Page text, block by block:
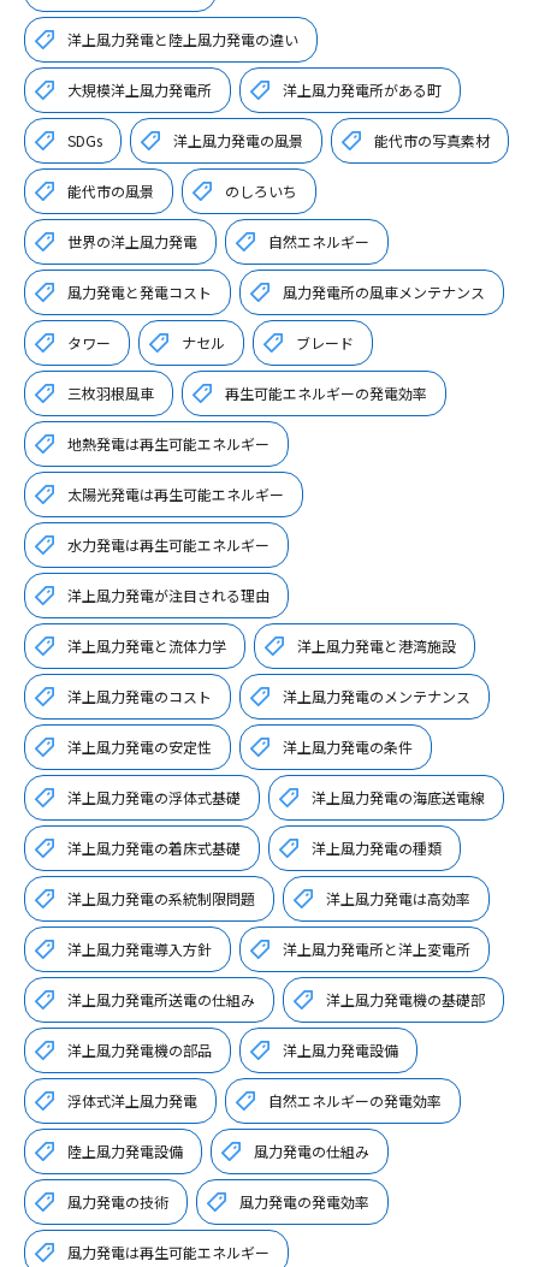
洋上風力発電と陸上風力発電の違い
大規模洋上風力発電所 洋上風力発電所がある町
SDGs 洋上風力発電の風景 能代市の写真素材
能代市の風景 のしろいち
世界の洋上風力発電 自然エネルギー
風力発電と発電コスト 風力発電所の風車メンテナンス
タワー ナセル ブレード
三枚羽根風車 再生可能エネルギーの発電効率
地熱発電は再生可能エネルギー
太陽光発電は再生可能エネルギー
水力発電は再生可能エネルギー
洋上風力発電が注目される理由
洋上風力発電と流体力学 洋上風力発電と港湾施設
洋上風力発電のコスト 洋上風力発電のメンテナンス
洋上風力発電の安定性 洋上風力発電の条件
洋上風力発電の浮体式基礎 洋上風力発電の海底送電線
洋上風力発電の着床式基礎 洋上風力発電の種類
洋上風力発電の系統制限問題 洋上風力発電は高効率
洋上風力発電導入方針 洋上風力発電所と洋上変電所
洋上風力発電所送電の仕組み 洋上風力発電機の基礎部
洋上風力発電機の部品 洋上風力発電設備
浮体式洋上風力発電 自然エネルギーの発電効率
陸上風力発電設備 風力発電の仕組み
風力発電の技術 風力発電の発電効率
風力発電は再生可能エネルギー